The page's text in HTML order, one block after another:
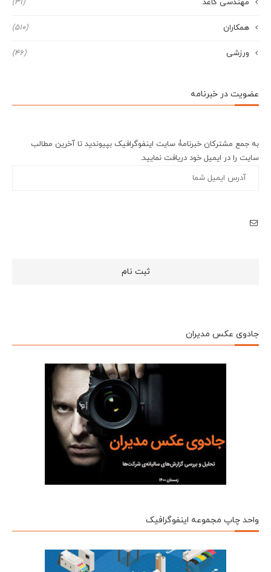
مهندسی کاغذ (31)
همکاران (510)
ورزشی (46)
عضویت در خبرنامه
به جمع مشترکان خبرنامۀ سایت اینفوگرافیک بپیوندید تا آخرین مطالب
سایت را در ایمیل خود دریافت نمایید.
جادوی عکس مدیران
واحد چاپ مجموعه اینفوگرافیک